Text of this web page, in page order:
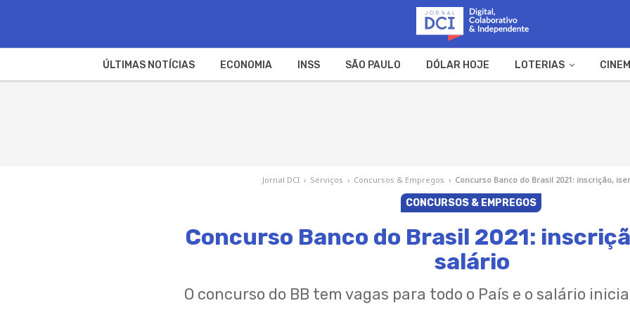
ÚLTIMAS NOTÍCIAS ECONOMIA INSS SÃO PAULO DÓLAR HOJE LOTERIAS
Jornal DCI › Serviços › Concursos & Empregos › Concurso Banco do Brasil 2021: inscrição,
CONCURSOS & EMPREGOS
Concurso Banco do Brasil 2021:
salário
O concurso do BB tem vagas para todo o País e o salário